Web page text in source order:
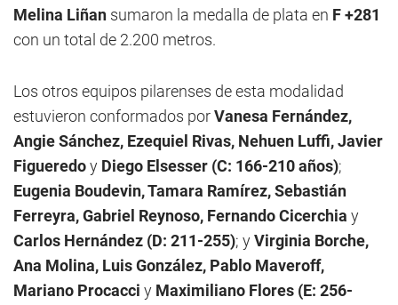
Melina Liñan sumaron la medalla de plata en F +281
con un total de 2.200 metros.
Los otros equipos pilarenses de esta modalidad
estuvieron conformados porVanesa Fernández,
Angie Sánchez, Ezequiel Rivas, Nehuen Luffi, Javier
Figueredoy Diego Elsesser (C: 166-210 años);
Eugenia Boudevin, Tamara Ramírez, Sebastián
Ferreyra, Gabriel Reynoso, Fernando Cicerchia y
Carlos Hernández (D: 211-255); yVirginia Borche,
Ana Molina, Luis González, Pablo Maveroff,
Mariano Procacci y Maximiliano Flores (E: 256-